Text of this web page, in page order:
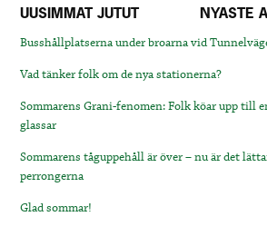
UUSIMMAT JUTUT NYASTE
Busshållplatserna under broarna vid
Vad tänker folk om de nya stationerna?
Sommarens Grani-fenomen: Folk köar upp till
glassar
Sommarens tåguppehåll är över – nu är det
perrongerna
Glad sommar!